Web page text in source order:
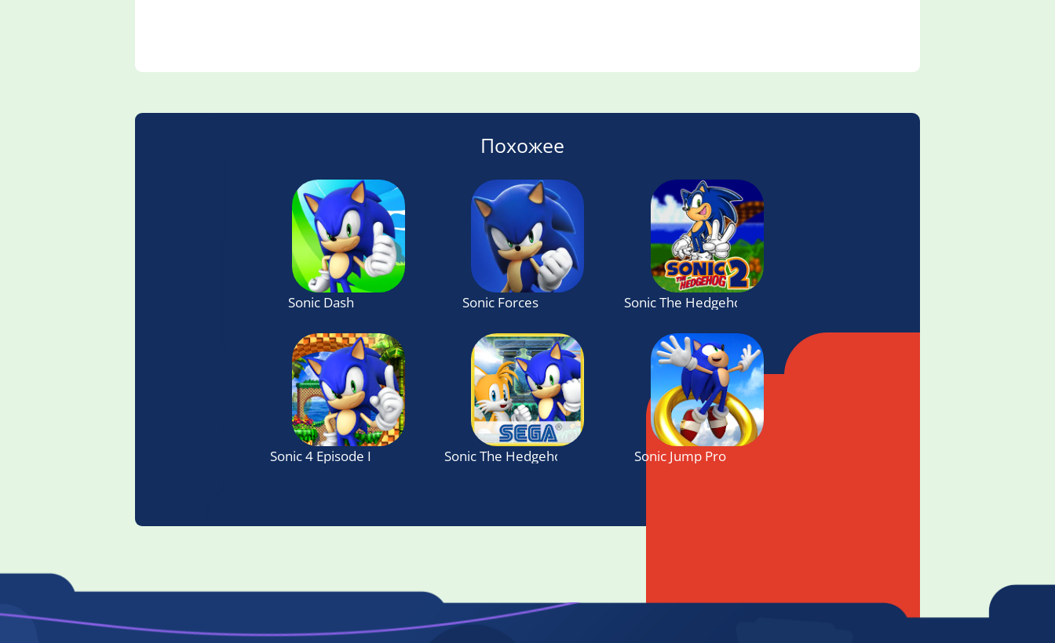
Похожее
Sonic Dash Sonic Forces Sonic The Hedgehog 2
Sonic 4 Episode I Sonic The Hedgehog 4 Episode IISonic Jump Pro